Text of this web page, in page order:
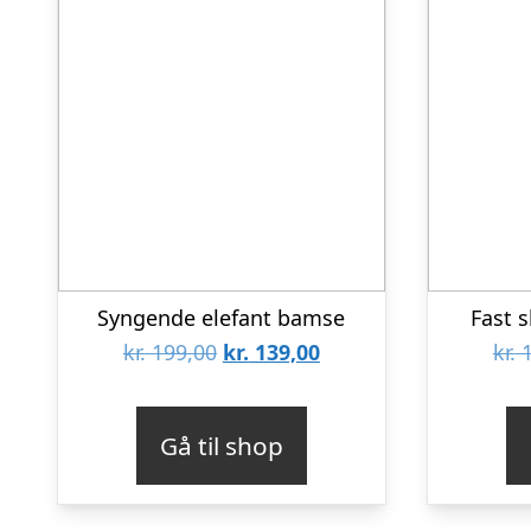
Syngende elefant bamse
kr.199,00 Den
var:
kr. 199,00.
kr. 139,00Den
kr. 139,00.
Gå til shop
Fast
kr.